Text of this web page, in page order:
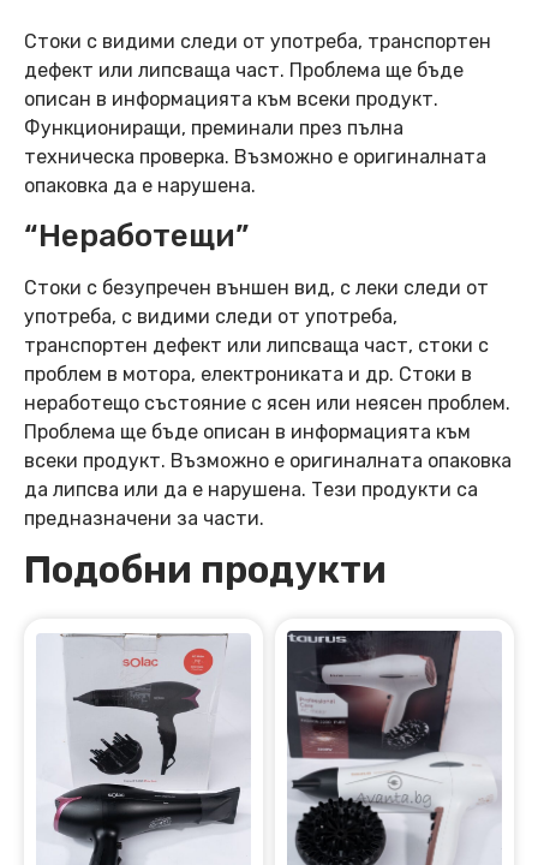
Стоки с видими следи от употреба, транспортен
дефект или липсваща част. Проблема ще бъде
описан в информацията към всеки продукт.
Функциониращи, преминали през пълна
техническа проверка. Възможно е оригиналната
опаковка да е нарушена.
“Неработещи”
Стоки с безупречен външен вид, с леки следи от
употреба, с видими следи от употреба,
транспортен дефект или липсваща част, стоки с
проблем в мотора, електрониката и др. Стоки в
неработещо състояние с ясен или неясен проблем.
Проблема ще бъде описан в информацията към
всеки продукт. Възможно е оригиналната опаковка
да липсва или да е нарушена. Тези продукти са
предназначени за части.
Подобни продукти